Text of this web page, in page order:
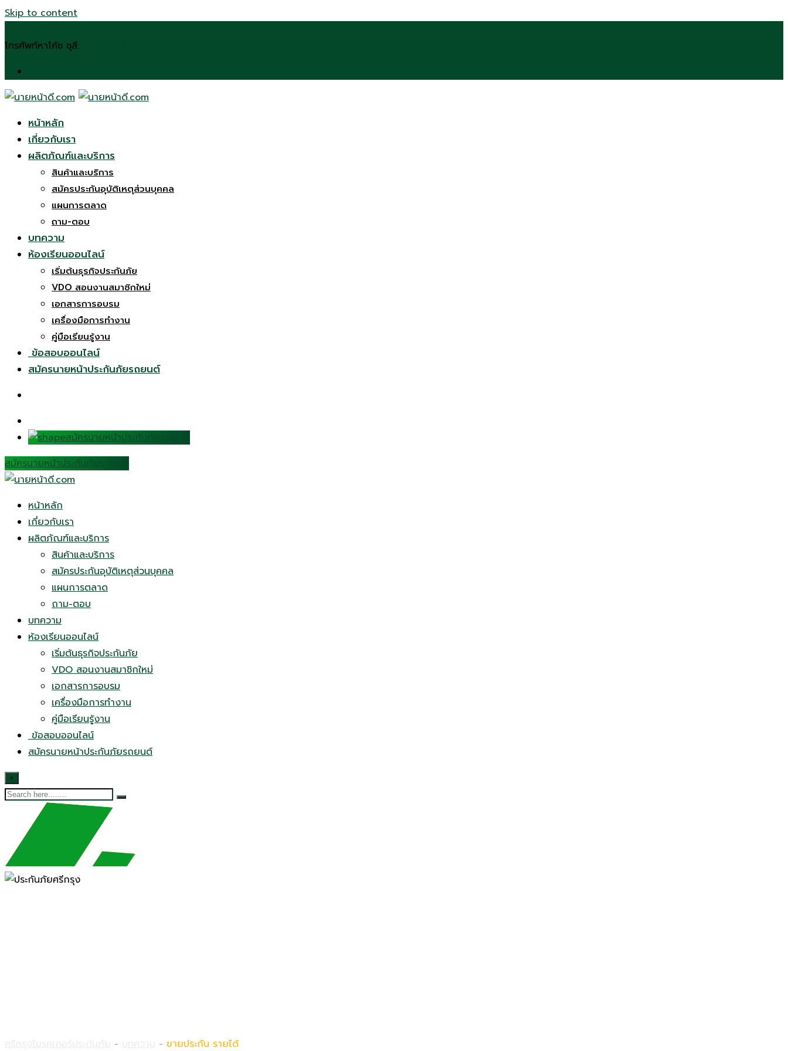
Skip to content
โทรศัพท์หาโค้ช ชุลี:
หน้าหลัก
เกี่ยวกับเรา
ผลิตภัณฑ์และบริการ
สินค้าและบริการ
สมัครประกันอุบัติเหตุส่วนบุคคล
แผนการตลาด
ถาม-ตอบ
บทความ
ห้องเรียนออนไลน์
เริ่มต้นธุรกิจประกันภัย
VDO สอนงานสมาชิกใหม่
เอกสารการอบรม
เครื่องมือการทำงาน
คู่มือเรียนรู้งาน
ข้อสอบออนไลน์
สมัครนายหน้าประกันภัยรถยนต์
สมัครนายหน้าประกันภัยรถยนต์
สมัครนายหน้าประกันภัยรถยนต์
หน้าหลัก
เกี่ยวกับเรา
ผลิตภัณฑ์และบริการ
สินค้าและบริการ
สมัครประกันอุบัติเหตุส่วนบุคคล
แผนการตลาด
ถาม-ตอบ
บทความ
ห้องเรียนออนไลน์
เริ่มต้นธุรกิจประกันภัย
VDO สอนงานสมาชิกใหม่
เอกสารการอบรม
เครื่องมือการทำงาน
คู่มือเรียนรู้งาน
ข้อสอบออนไลน์
สมัครนายหน้าประกันภัยรถยนต์
×
- - ขายประกัน รายได้